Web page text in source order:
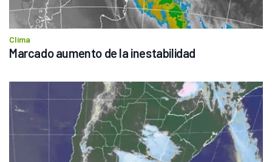
Clima
Marcado aumento de la inestabilidad